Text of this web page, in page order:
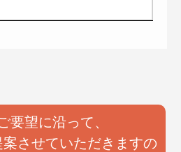
要望に沿って、
させていただきますの